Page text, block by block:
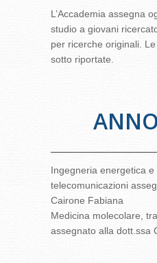
L’Accademia assegna
studio a giovani
per ricerche originali.
sotto riportate.
Ingegneria energetica e
telecomunicazioni
Cairone Fabiana
Medicina molecolare,
assegnato alla dott.ssa